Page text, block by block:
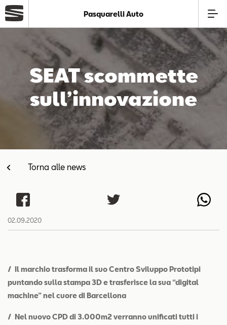
Modelli
Offerte
Business
SEAT Usato Certificato
Contatti
Pasquarelli Auto
SEAT scommette
sull’innovazione
Torna alle news
02.09.2020
/ Il marchio trasforma il suo Centro Sviluppo Prototipi
puntando sulla stampa 3D e trasferisce la sua “digital
machine” nel cuore di Barcellona
/ Nel nuovo CPD di 3.000m2 verranno unificati tutti i